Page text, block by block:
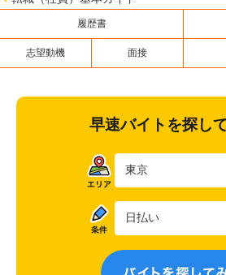
履歴書
志望動機 面接
早速バイトを探し